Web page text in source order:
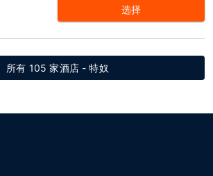
选择
所有 105 家酒店 - 特奴